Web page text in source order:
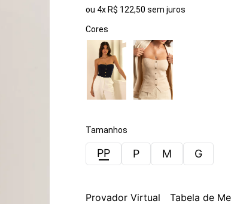
ou 4x R$ 122,50 sem juros
Cores
Tamanhos
PP P M G
Provador Virtual Tabela de